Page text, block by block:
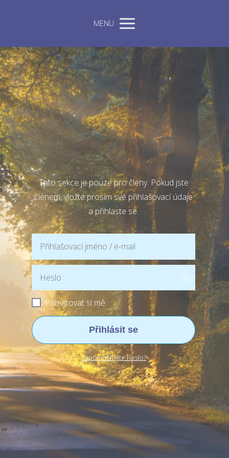
MENU
Tato sekce je pouze pro členy. Pokud jste
členem, vložte prosím své přihlašovací údaje
a přihlaste se.
Pamatovat si mě
Přihlásit se
Zapomněli jste heslo?